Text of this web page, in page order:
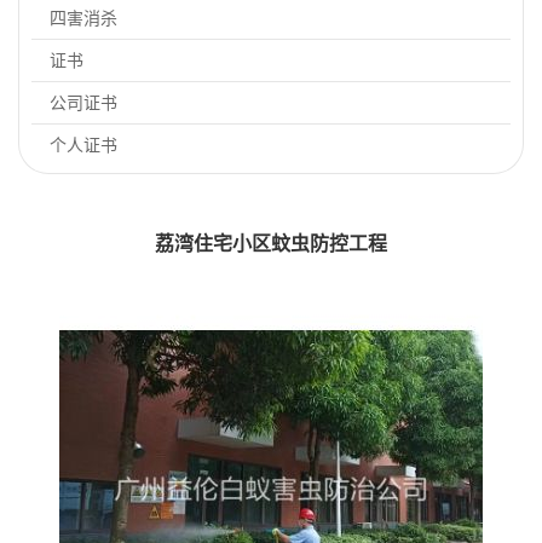
四害消杀
证书
公司证书
个人证书
荔湾住宅小区蚊虫防控工程